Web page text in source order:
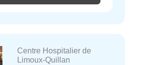
Centre Hospitalier de
Limoux-Quillan